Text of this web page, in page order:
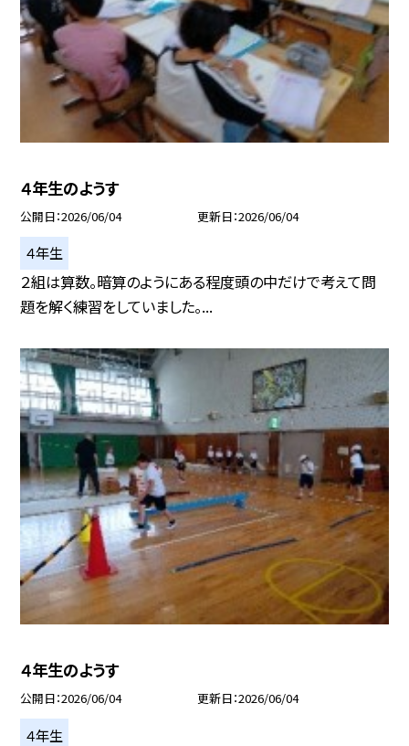
４年生のようす
公開日 2026/06/04 更新日 2026/06/04
４年生
２組は算数。暗算のようにある程度頭の中だけで考えて問
題を解く練習をしていました。...
４年生のようす
公開日 2026/06/04 更新日 2026/06/04
４年生